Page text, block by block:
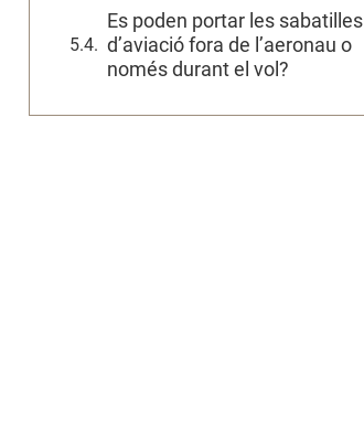
Es poden portar les sabatilles
d’aviació fora de l’aeronau o
només durant el vol?